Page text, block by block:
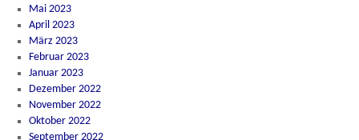
Mai 2023
April 2023
März 2023
Februar 2023
Januar 2023
Dezember 2022
November 2022
Oktober 2022
September 2022